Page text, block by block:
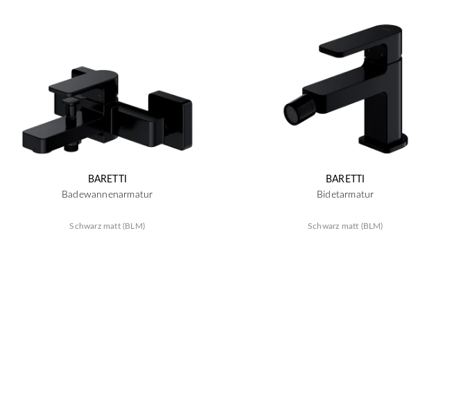
BARETTI
Badewannenarmatur
Schwarz matt (BLM)
BARETTI
Bidetarmatur
Schwarz matt (BLM)